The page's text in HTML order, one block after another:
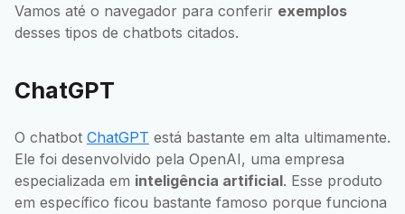
Vamos até o navegador para conferir exemplos
desses tipos de chatbots citados.
ChatGPT
O chatbot ChatGPT está bastante em alta ultimamente.
Ele foi desenvolvido pela OpenAI, uma empresa
especializada em inteligência artificial. Esse produto
em específico ficou bastante famoso porque funciona